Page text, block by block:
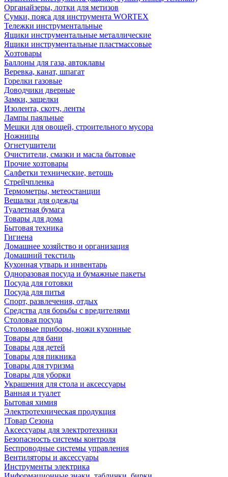
Органайзеры, лотки для метизов
Сумки, пояса для инструмента WORTEX
Тележки инструментальные
Ящики инструментальные металлические
Ящики инструментальные пластмассовые
Хозтовары
Баллоны для газа, автоклавы
Веревка, канат, шпагат
Горелки газовые
Доводчики дверные
Замки, защелки
Изолента, скотч, ленты
Лампы паяльные
Мешки для овощей, строительного мусора
Ножницы
Огнетушители
Очистители, смазки и масла бытовые
Прочие хозтовары
Салфетки технические, ветошь
Стрейчпленка
Термометры, метеостанции
Вешалки для одежды
Туалетная бумага
Товары для дома
Бытовая техника
Гигиена
Домашнее хозяйство и организация
Домашний текстиль
Кухонная утварь и инвентарь
Одноразовая посуда и бумажные пакеты
Посуда для готовки
Посуда для питья
Спорт, развлечения, отдых
Средства для борьбы с вредителями
Столовая посуда
Столовые приборы, ножи кухонные
Товары для бани
Товары для детей
Товары для пикника
Товары для туризма
Товары для уборки
Украшения для стола и аксессуары
Ванная и туалет
Бытовая химия
Электротехническая продукция
!Товар Сезона
Аксессуары для электротехники
Безопасность системы контроля
Беспроводные системы управления
Вентиляторы и аксессуары
Инструменты электрика